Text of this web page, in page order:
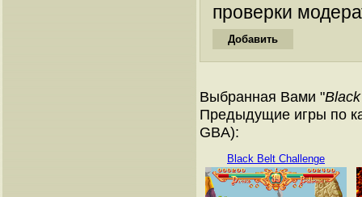
проверки
Выбранная Вами "
Предыдущие игры по
GBA):
Black Belt Challenge